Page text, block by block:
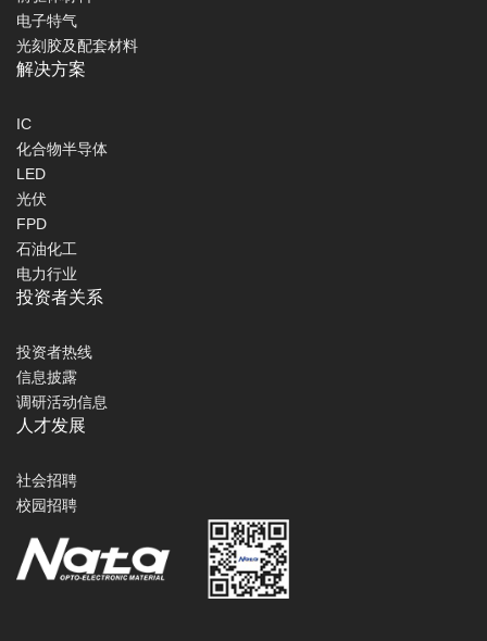
电子特气
光刻胶及配套材料
解决方案
IC
化合物半导体
LED
光伏
FPD
石油化工
电力行业
投资者关系
投资者热线
信息披露
调研活动信息
人才发展
社会招聘
校园招聘